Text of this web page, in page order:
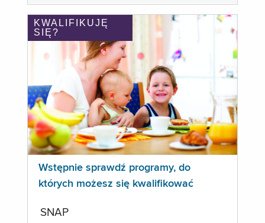
KWALIFIKUJĘ
SIĘ?
Wstępnie sprawdź programy, do
których możesz się kwalifikować
SNAP